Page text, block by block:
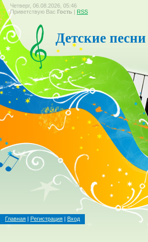
Четверг, 06.08.2026, 05:46
Приветствую Вас Гость | RSS
Детские песни
Главная | Регистрация | Вход